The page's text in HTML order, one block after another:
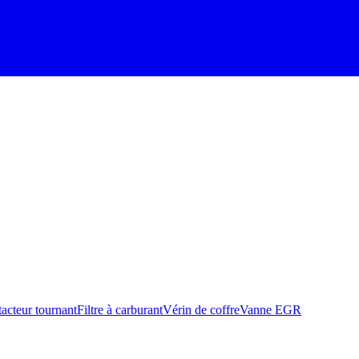
tournantFiltre à carburantVérin de coffreVanne EGR